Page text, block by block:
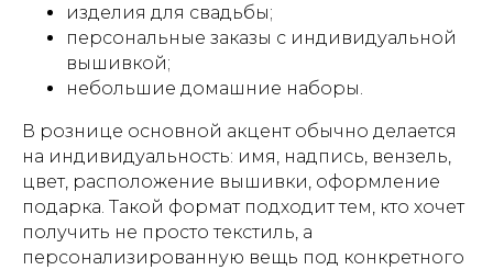
изделия для свадьбы;
персональные заказы с индивидуальной
вышивкой;
небольшие домашние наборы.
В рознице основной акцент обычно делается
на индивидуальность: имя, надпись, вензель,
цвет, расположение вышивки, оформление
подарка. Такой формат подходит тем, кто хочет
получить не просто текстиль, а
персонализированную вещь под конкретного